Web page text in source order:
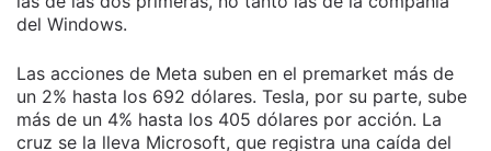
del Windows.
Las acciones de Meta suben en el premarket más de
un 2% hasta los 692 dólares. Tesla, por su parte, sube
más de un 4% hasta los 405 dólares por acción. La
cruz se la lleva Microsoft, que registra una caída del